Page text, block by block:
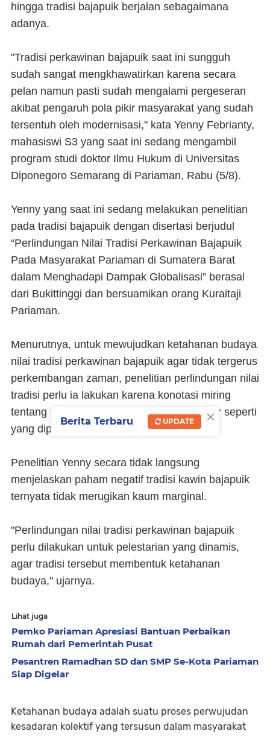
hingga tradisi bajapuik berjalan sebagaimana
adanya.
"Tradisi perkawinan bajapuik saat ini sungguh
sudah sangat mengkhawatirkan karena secara
pelan namun pasti sudah mengalami pergeseran
akibat pengaruh pola pikir masyarakat yang sudah
tersentuh oleh modernisasi," kata Yenny Febrianty,
mahasiswi S3 yang saat ini sedang mengambil
program studi doktor Ilmu Hukum di Universitas
Diponegoro Semarang di Pariaman, Rabu (5/8).
Yenny yang saat ini sedang melakukan penelitian
pada tradisi bajapuik dengan disertasi berjudul
“Perlindungan Nilai Tradisi Perkawinan Bajapuik
Pada Masyarakat Pariaman di Sumatera Barat
dalam Menghadapi Dampak Globalisasi” berasal
dari Bukittinggi dan bersuamikan orang Kuraitaji
Pariaman.
Menurutnya, untuk mewujudkan ketahanan budaya
nilai tradisi perkawinan bajapuik agar tidak tergerus
perkembangan zaman, penelitian perlindungan nilai
tradisi perlu ia lakukan karena konotasi miring
tentang tradisi bajapuik tersebut tidak benar seperti
yang dipikirkan sebagian orang selama ini.
Penelitian Yenny secara tidak langsung
menjelaskan paham negatif tradisi kawin bajapuik
ternyata tidak merugikan kaum marginal.
"Perlindungan nilai tradisi perkawinan bajapuik
perlu dilakukan untuk pelestarian yang dinamis,
agar tradisi tersebut membentuk ketahanan
budaya," ujarnya.
Lihat juga
Pemko Pariaman Apresiasi Bantuan Perbaikan
Rumah dari Pemerintah Pusat
Pesantren Ramadhan SD dan SMP Se-Kota Pariaman
Siap Digelar
Ketahanan budaya adalah suatu proses perwujudan
kesadaran kolektif yang tersusun dalam masyarakat
×
Berita Terbaru UPDATE